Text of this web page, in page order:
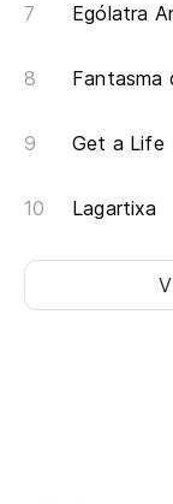
Ególatra
Fantasma
Get a Life
Lagartixa